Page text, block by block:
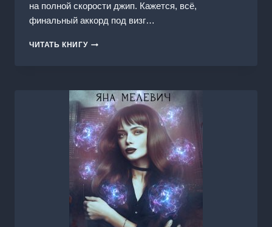
на полной скорости джип. Кажется, всё,
финальный аккорд под визг…
ЧИТАТЬ КНИГУНИКОЛАЙ
ВТОРАЯ
МИРОВАЯ
ВОЙНА
1931
ГОДА.